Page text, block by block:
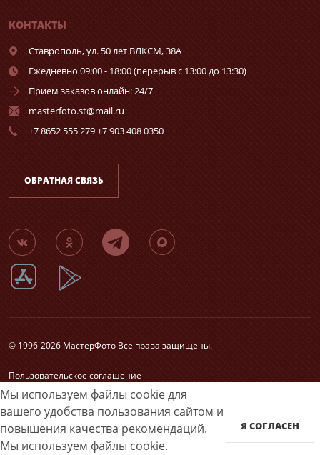
Мы используем файлы cookie для
вашего удобства пользования сайтом и
повышения качества рекомендаций.
Мы используем файлы cookie.
Я СОГЛАСЕН
КОНТАКТЫ
Ставрополь,ул. 50 лет ВЛКСМ, 38А
Ежедневно 09:00 - 18:00 (перерыв с 13:00 до 13:30)
Прием заказов онлайн: 24/7
masterfoto.st@mail.ru
+7 8652 555 279 +7 903 408 0350
ОБРАТНАЯ СВЯЗЬ
© 1996-2026 МастерФото Все права защищены.
Пользовательское соглашение
Согласие на обработку персональных данных
Карта сайта
Принимаем к оплате